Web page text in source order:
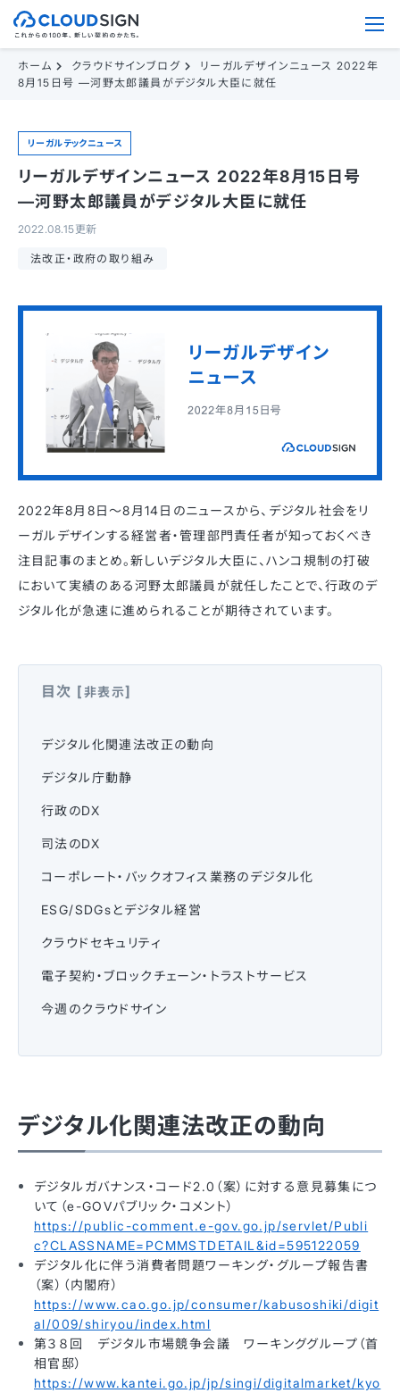
ホーム クラウドサインブログ
リーガルデザインニュース 2022年
8月15日号 —河野太郎議員がデジタル大臣に就任
リーガルテックニュース
リーガルデザインニュース 2022年8月15日号
—河野太郎議員がデジタル大臣に就任
2022.08.15更新
法改正・政府の取り組み
2022年8月8日〜8月14日のニュースから、デジタル社会をリ
ーガルデザインする経営者・管理部門責任者が知っておくべき
注目記事のまとめ。新しいデジタル大臣に、ハンコ規制の打破
において実績のある河野太郎議員が就任したことで、行政のデ
ジタル化が急速に進められることが期待されています。
目次 [非表示]
デジタル化関連法改正の動向
デジタル庁動静
行政のDX
司法のDX
コーポレート・バックオフィス業務のデジタル化
ESG/SDGsとデジタル経営
クラウドセキュリティ
電子契約・ブロックチェーン・トラストサービス
今週のクラウドサイン
デジタル化関連法改正の動向
デジタルガバナンス・コード2.0（案）に対する意見募集につ
いて（e-GOVパブリック・コメント）
https://public-comment.e-gov.go.jp/servlet/Publi
c?CLASSNAME=PCMMSTDETAIL&id=595122059
デジタル化に伴う消費者問題ワーキング・グループ報告書
（案）（内閣府）
https://www.cao.go.jp/consumer/kabusoshiki/digit
al/009/shiryou/index.html
第３８回 デジタル市場競争会議 ワーキンググループ（首
相官邸）
https://www.kantei.go.jp/jp/singi/digitalmarket/kyo